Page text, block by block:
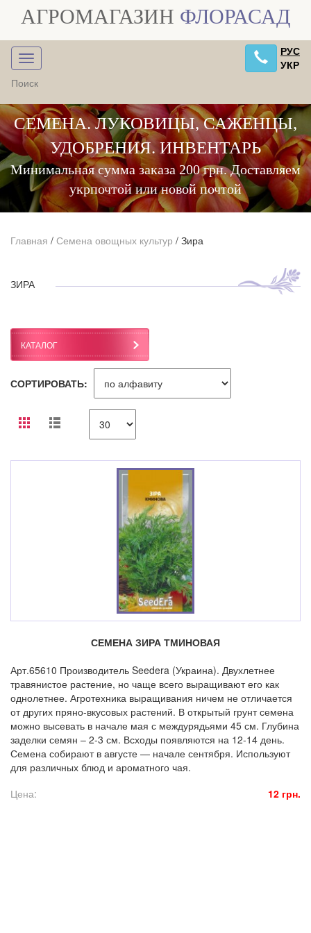
АГРОМАГАЗИН ФЛОРАСАД
РУС
УКР
СЕМЕНА. ЛУКОВИЦЫ, САЖЕНЦЫ,
УДОБРЕНИЯ. ИНВЕНТАРЬ
Минимальная сумма заказа 200 грн. Доставляем
укрпочтой или новой почтой
Главная / Семена овощных культур / Зира
ЗИРА
КАТАЛОГ
СОРТИРОВАТЬ:
СЕМЕНА ЗИРА ТМИНОВАЯ
Арт.65610 Производитель Seedera (Украина). Двухлетнее
травянистое растение, но чаще всего выращивают его как
однолетнее. Агротехника выращивания ничем не отличается
от других пряно-вкусовых растений. В открытый грунт семена
можно высевать в начале мая с междурядьями 45 см. Глубина
заделки семян – 2-3 см. Всходы появляются на 12-14 день.
Семена собирают в августе — начале сентября. Используют
для различных блюд и ароматного чая.
Цена:
12 грн.